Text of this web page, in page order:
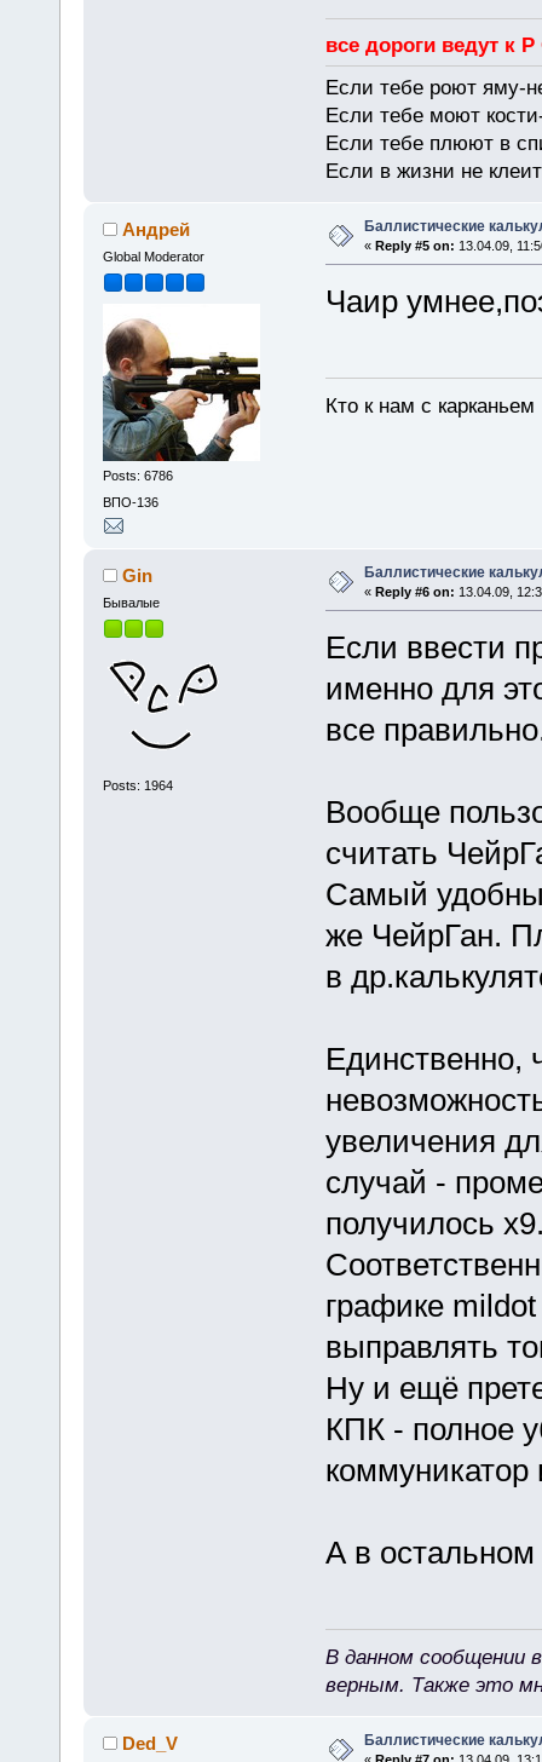
все дороги ведут к
Если тебе роют яму-
Если тебе моют
Если тебе плюют в
Если в жизни не
Андрей
Global Moderator
Posts: 6786
ВПО-136
Баллистические
« Reply #5 on: 13.04.09,
Чаир
Кто к нам с
Gin
Бывалые
Posts: 1964
Баллистические
« Reply #6 on: 13.04.09,
Если ввести
именно для
все
Вообще
считать
Самый
же ЧейрГан.
в
Единственно,
увеличения
случай -
получилось
графике
выправлять
Ну и ещё
КПК - полное
А в
В данном сообщении
верным. Также это
Ded_V Баллистические